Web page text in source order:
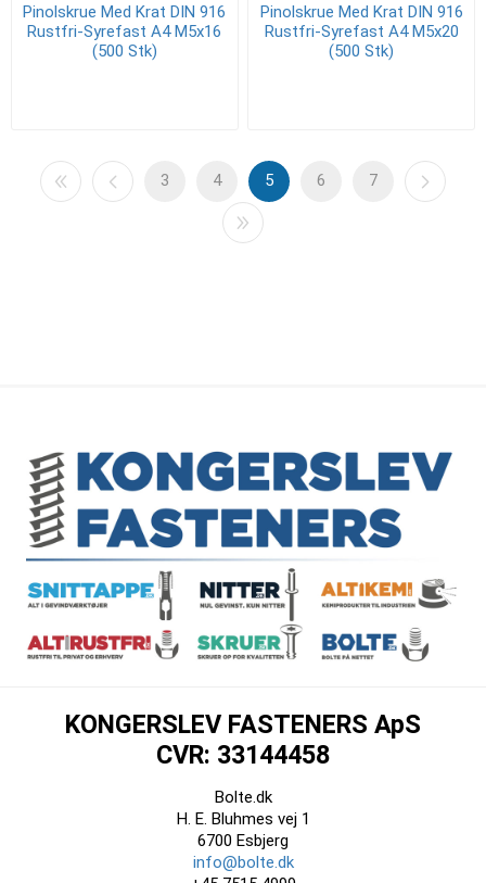
Pinolskrue Med Krat DIN 916
Rustfri-Syrefast A4 M5x16
(500 Stk)
Pinolskrue Med Krat DIN 916
Rustfri-Syrefast A4 M5x20
(500 Stk)
3 4 5 6 7
KONGERSLEV FASTENERS ApS
CVR: 33144458
Bolte.dk
H. E. Bluhmes vej 1
6700 Esbjerg
info@bolte.dk